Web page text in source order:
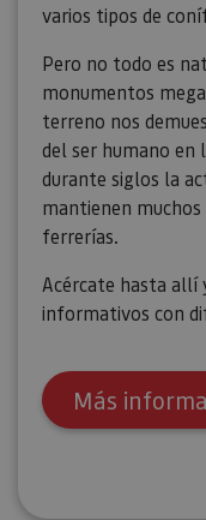
varios tipos de
Pero no todo es
monumentos
terreno nos
del ser humano
durante siglos la
mantienen muchos
ferrerías.
Acércate hasta allí
informativos con
Más